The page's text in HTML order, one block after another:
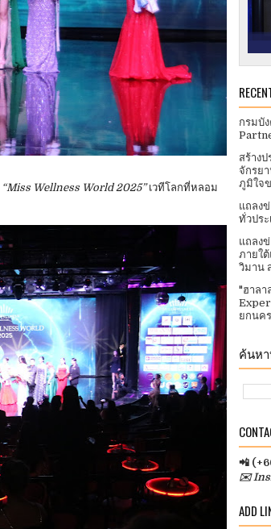
“Miss Wellness World 2025”เวทีโลกที่หลอม
กรมบั
สร้าง
จักรย
ภูมิใจ
แถลง
ทั่วประ
แถลง
ภายใ
วิมาน
"ฮาลา
ยกนค
ค้นห
📲
✉️
ADD